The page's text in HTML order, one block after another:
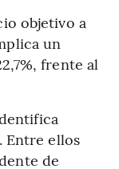
objetivo a
un
frente al
Entre ellos
de